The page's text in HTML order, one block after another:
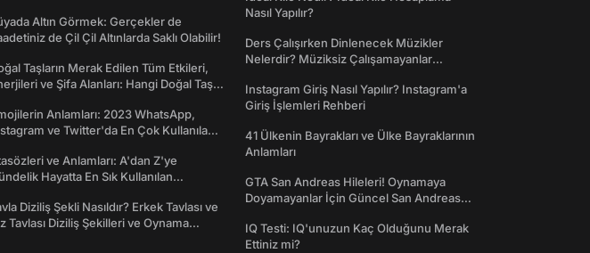
Altın Görmek: Gerçekler de
de Çil Çil Altınlarda Saklı Olabilir!
Taşların Merak Edilen Tüm Etkileri,
ve Şifa Alanları: Hangi Doğal Taş
Anlamları: 2023 WhatsApp,
ve Twitter'da En Çok Kullanılan
ve Anlamları: A'dan Z'ye
Hayatta En Sık Kullanılan
Diziliş Şekli Nasıldır? Erkek Tavlası ve
Tavlası Diziliş Şekilleri ve Oynama
Nasıl Yapılır?
Ders Çalışırken Dinlenecek Müzikler
Nelerdir? Müziksiz Çalışamayanlar
Instagram Giriş Nasıl Yapılır? Instagram'a
Giriş İşlemleri Rehberi
41 Ülkenin Bayrakları ve Ülke Bayraklarının
Anlamları
GTA San Andreas Hileleri! Oynamaya
Doyamayanlar İçin Güncel San Andreas
IQ Testi: IQ'unuzun Kaç Olduğunu Merak
Ettiniz mi?